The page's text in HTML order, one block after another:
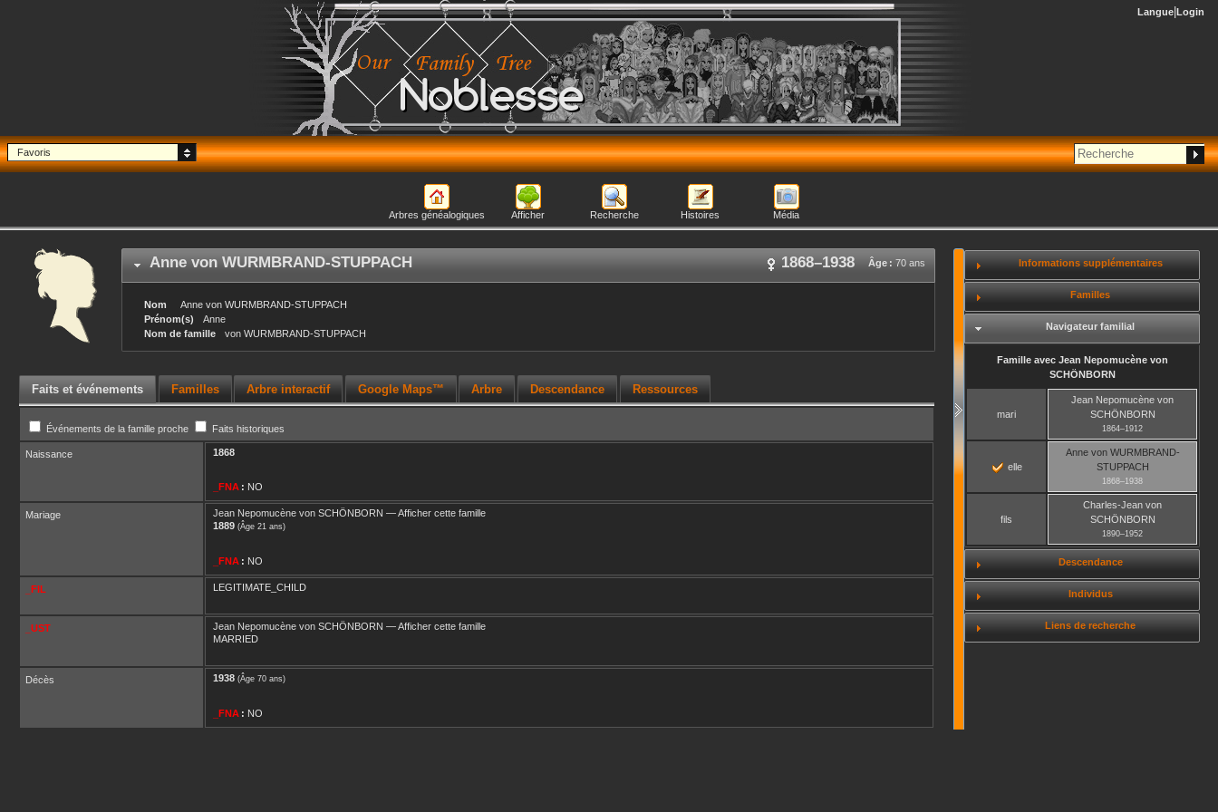
Noblesse
Langue Login
Favoris
Arbres généalogiques Afficher Recherche Histoires Média
Anne von WURMBRAND-STUPPACH Âge : 70 ans
1868–1938
Nom Anne von WURMBRAND-STUPPACH
Prénom(s)
Anne
Nom de famille
von WURMBRAND-STUPPACH
Faits et événements Familles Arbre interactif Google Maps™ Arbre Descendance Ressources
Événements de la famille proche Faits historiques
Naissance 1868
_FNA : NO
Mariage Jean Nepomucène von SCHÖNBORN —Afficher cette famille
1889 (Âge 21 ans)
_FNA : NO
_FIL LEGITIMATE_CHILD
_UST Jean Nepomucène von SCHÖNBORN —Afficher cette famille
MARRIED
Décès 1938 (Âge 70 ans)
_FNA : NO
Informations supplémentaires
Familles
Navigateur familial
Famille avec Jean Nepomucènevon
SCHÖNBORN
mari
Jean Nepomucène von
SCHÖNBORN
1864–1912
elle
Annevon WURMBRAND-
STUPPACH
1868–1938
fils
Charles-Jean von
SCHÖNBORN
1890–1952
Descendance
Individus
Liens de recherche